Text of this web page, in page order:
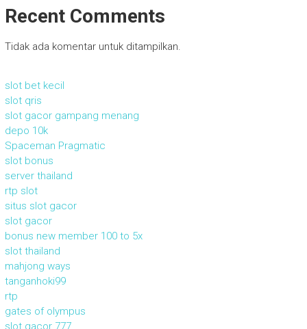
Recent Comments
Tidak ada komentar untuk ditampilkan.
slot bet kecil
slot qris
slot gacor gampang menang
depo 10k
Spaceman Pragmatic
slot bonus
server thailand
rtp slot
situs slot gacor
slot gacor
bonus new member 100 to 5x
slot thailand
mahjong ways
tanganhoki99
rtp
gates of olympus
slot gacor 777